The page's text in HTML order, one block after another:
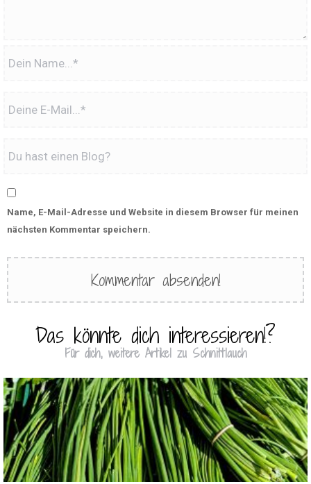
Name, E-Mail-Adresse und Website in diesem Browser für meinen
nächsten Kommentar speichern.
Das könnte dich interessieren!?
Für dich, weitere Artikel zu Schnittlauch